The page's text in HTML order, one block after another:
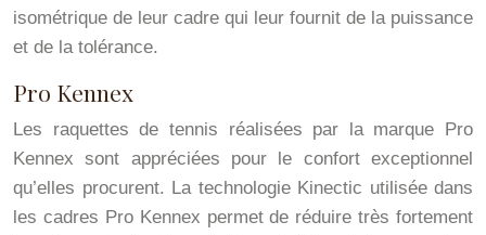
isométrique de leur cadre qui leur fournit de la puissance
et de la tolérance.
Pro Kennex
Les raquettes de tennis réalisées par la marque Pro
Kennex sont appréciées pour le confort exceptionnel
qu’elles procurent. La technologie Kinectic utilisée dans
les cadres Pro Kennex permet de réduire très fortement